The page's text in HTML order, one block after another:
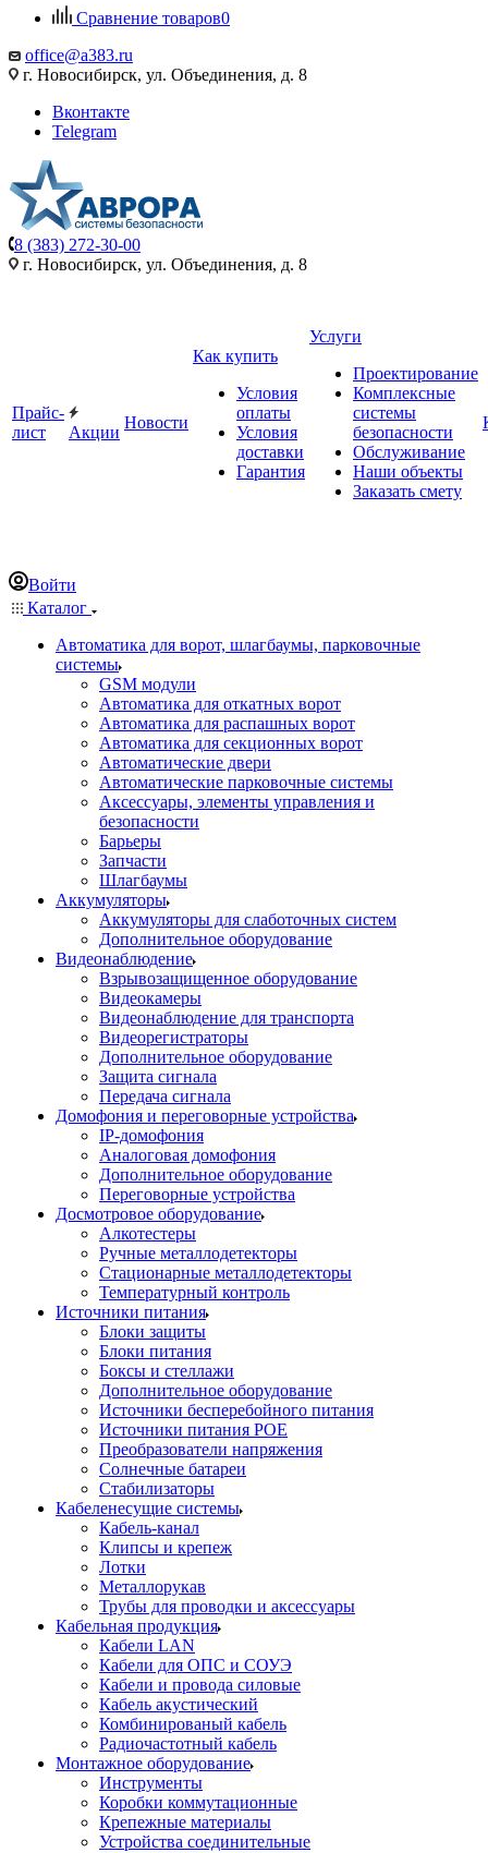
Сравнение товаров0
office@a383.ru
г. Новосибирск, ул. Объединения, д. 8
Вконтакте
Telegram
8 (383) 272-30-00
г. Новосибирск, ул. Объединения, д. 8
Прайс-
лист
Акции
Новости
Как купить
Условия
оплаты
Условия
доставки
Гарантия
Услуги
Проектирование
Комплексные
системы
безопасности
Обслуживание
Наши объекты
Заказать смету
Войти
Каталог
Автоматика для ворот, шлагбаумы, парковочные
системы
GSM модули
Автоматика для откатных ворот
Автоматика для распашных ворот
Автоматика для секционных ворот
Автоматические двери
Автоматические парковочные системы
Аксессуары, элементы управления и
безопасности
Барьеры
Запчасти
Шлагбаумы
Аккумуляторы
Аккумуляторы для слаботочных систем
Дополнительное оборудование
Видеонаблюдение
Взрывозащищенное оборудование
Видеокамеры
Видеонаблюдение для транспорта
Видеорегистраторы
Дополнительное оборудование
Защита сигнала
Передача сигнала
Домофония и переговорные устройства
IP-домофония
Аналоговая домофония
Дополнительное оборудование
Переговорные устройства
Досмотровое оборудование
Алкотестеры
Ручные металлодетекторы
Стационарные металлодетекторы
Температурный контроль
Источники питания
Блоки защиты
Блоки питания
Боксы и стеллажи
Дополнительное оборудование
Источники бесперебойного питания
Источники питания POE
Преобразователи напряжения
Солнечные батареи
Стабилизаторы
Кабеленесущие системы
Кабель-канал
Клипсы и крепеж
Лотки
Металлорукав
Трубы для проводки и аксессуары
Кабельная продукция
Кабели LAN
Кабели для ОПС и СОУЭ
Кабели и провода силовые
Кабель акустический
Комбинированый кабель
Радиочастотный кабель
Монтажное оборудование
Инструменты
Коробки коммутационные
Крепежные материалы
Устройства соединительные